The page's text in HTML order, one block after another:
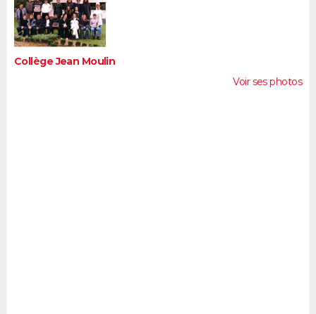
FORUM
Bricolage
Lifestyle
Culture
Sport
Auto
Television
Voyage
Cinema
Collège Jean Moulin
Voir ses photos